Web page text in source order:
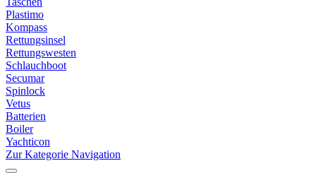
Plastimo
Kompass
Rettungsinsel
Rettungswesten
Schlauchboot
Secumar
Spinlock
Vetus
Batterien
Boiler
Yachticon
Zur Kategorie Navigation